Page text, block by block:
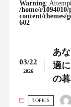
Warning:
/home/
content/themes/
602
03/22
2026
あ
適
の
TOPICS